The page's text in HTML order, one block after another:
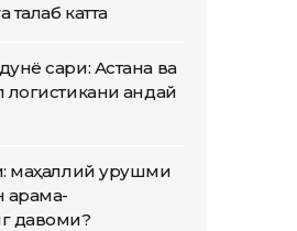
талаб катта
сари: Астана ва
қандай
маҳаллий урушми
давоми?